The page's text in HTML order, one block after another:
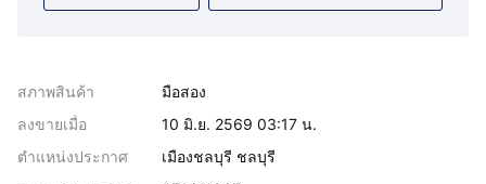
สภาพสินค้า
มือสอง
ลงขายเมื่อ
10 มิ.ย. 2569 03:17 น.
ตำแหน่งประกาศ
เมืองชลบุรี ชลบุรี